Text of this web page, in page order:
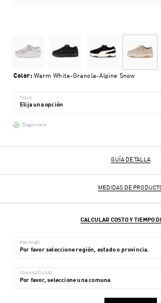
Color: Warm White-Granola-Alpine Snow
TALLA
Disponible
GUÍA DE TALLA
MEDIDAS DE
CALCULAR COSTO Y TIEMPO
REGIONES
COMUNA/CIUDAD